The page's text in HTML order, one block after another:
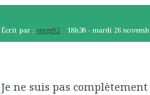
Écrit par : serge92 18h38 -mardi 26
Je ne suis pas